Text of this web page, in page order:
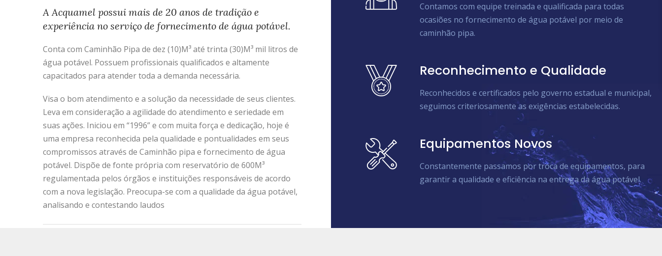
A Acquamel possui mais de 20 anos de tradição e
experiência no serviço de fornecimento de água potável.
Conta com Caminhão Pipa de dez (10)M³ até trinta (30)M³ mil litros de
água potável. Possuem profissionais qualificados e altamente
capacitados para atender toda a demanda necessária.
Visa o bom atendimento e a solução da necessidade de seus clientes.
Leva em consideração a agilidade do atendimento e seriedade em
suas ações. Iniciou em “1996” e com muita força e dedicação, hoje é
uma empresa reconhecida pela qualidade e pontualidades em seus
compromissos através de Caminhão pipa e fornecimento de água
potável. Dispõe de fonte própria com reservatório de 600M³
regulamentada pelos órgãos e instituições responsáveis de acordo
com a nova legislação. Preocupa-se com a qualidade da água potável,
analisando e contestando laudos
Contamos com equipe treinada e qualificada para todas
ocasiões no fornecimento de água potável por meio de
caminhão pipa.
Reconhecimento e Qualidade
Reconhecidos e certificados pelo governo estadual e municipal,
seguimos criteriosamente as exigências estabelecidas.
Equipamentos Novos
Constantemente passamos por troca de equipamentos, para
garantir a qualidade e eficiência na entrega da água potável.